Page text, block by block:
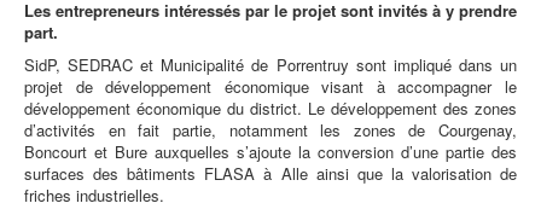
Les entrepreneurs intéressés par le projet sont invités à y prendre
part.
SidP, SEDRAC et Municipalité de Porrentruy sont impliqué dans un
projet de développement économique visant à accompagner le
développement économique du district. Le développement des zones
d’activités en fait partie, notamment les zones de Courgenay,
Boncourt et Bure auxquelles s’ajoute la conversion d’une partie des
surfaces des bâtiments FLASA à Alle ainsi que la valorisation de
friches industrielles.